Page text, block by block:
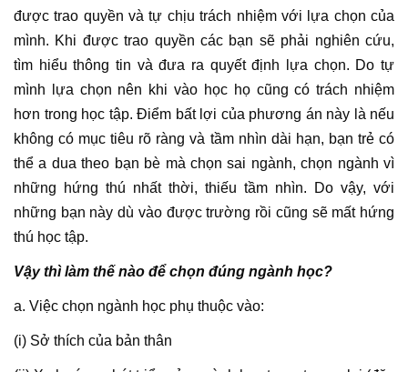
được trao quyền và tự chịu trách nhiệm với lựa chọn của
mình. Khi được trao quyền các bạn sẽ phải nghiên cứu,
tìm hiểu thông tin và đưa ra quyết định lựa chọn. Do tự
mình lựa chọn nên khi vào học họ cũng có trách nhiệm
hơn trong học tập. Điểm bất lợi của phương án này là nếu
không có mục tiêu rõ ràng và tầm nhìn dài hạn, bạn trẻ có
thể a dua theo bạn bè mà chọn sai ngành, chọn ngành vì
những hứng thú nhất thời, thiếu tầm nhìn. Do vậy, với
những bạn này dù vào được trường rồi cũng sẽ mất hứng
thú học tập.
Vậy thì làm thế nào để chọn đúng ngành học?
a. Việc chọn ngành học phụ thuộc vào:
(i) Sở thích của bản thân